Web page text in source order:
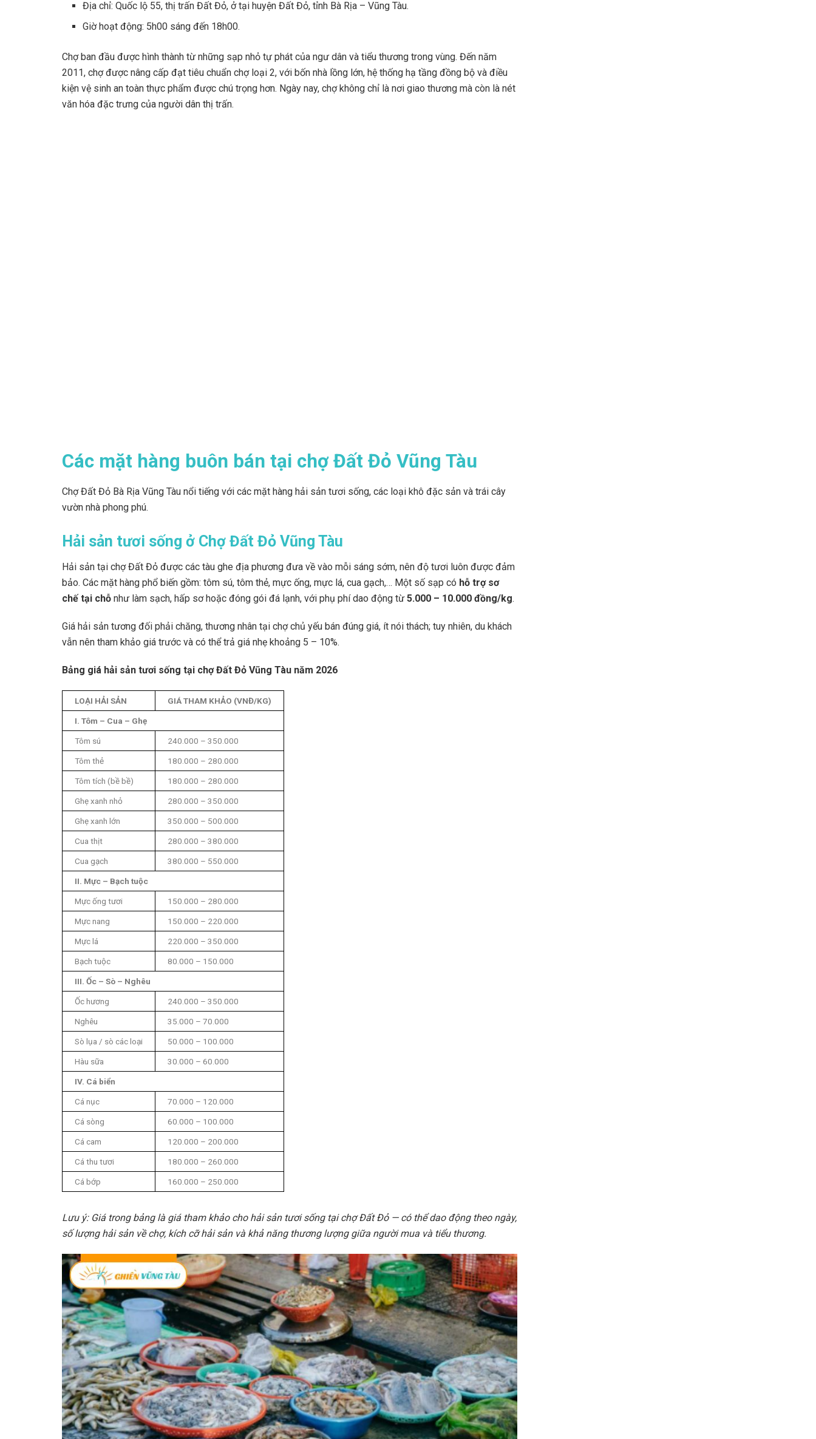
Địa chỉ: Quốc lộ 55, thị trấn Đất Đỏ, ở tại huyện Đất Đỏ, tỉnh Bà Rịa – Vũng Tàu.
Giờ hoạt động: 5h00 sáng đến 18h00.
Chợ ban đầu được hình thành từ những sạp nhỏ tự phát của ngư dân và tiểu thương trong vùng. Đến năm
2011, chợ được nâng cấp đạt tiêu chuẩn chợ loại 2, với bốn nhà lồng lớn, hệ thống hạ tầng đồng bộ và điều
kiện vệ sinh an toàn thực phẩm được chú trọng hơn. Ngày nay, chợ không chỉ là nơi giao thương mà còn là nét
văn hóa đặc trưng của người dân thị trấn.
Các mặt hàng buôn bán tại chợ Đất Đỏ Vũng Tàu
Chợ Đất Đỏ Bà Rịa Vũng Tàu nổi tiếng với các mặt hàng hải sản tươi sống, các loại khô đặc sản và trái cây
vườn nhà phong phú.
Hải sản tươi sống ở Chợ Đất Đỏ Vũng Tàu
Hải sản tại chợ Đất Đỏ được các tàu ghe địa phương đưa về vào mỗi sáng sớm, nên độ tươi luôn được đảm
bảo. Các mặt hàng phổ biến gồm: tôm sú, tôm thẻ, mực ống, mực lá, cua gạch,… Một số sạp có hỗ trợ sơ
chế tại chỗ như làm sạch, hấp sơ hoặc đóng gói đá lạnh, với phụ phí dao động từ 5.000 – 10.000 đồng/kg.
Giá hải sản tương đối phải chăng, thương nhân tại chợ chủ yếu bán đúng giá, ít nói thách; tuy nhiên, du khách
vẫn nên tham khảo giá trước và có thể trả giá nhẹ khoảng 5 – 10%.
Bảng giá hải sản tươi sống tại chợ Đất Đỏ Vũng Tàu năm 2026
LOẠI HẢI SẢN GIÁ THAM KHẢO (VNĐ/KG)
I. Tôm – Cua – Ghẹ
Tôm sú 240.000 – 350.000
Tôm thẻ 180.000 – 280.000
Tôm tích (bề bề) 180.000 – 280.000
Ghẹ xanh nhỏ 280.000 – 350.000
Ghẹ xanh lớn 350.000 – 500.000
Cua thịt 280.000 – 380.000
Cua gạch 380.000 – 550.000
II. Mực – Bạch tuộc
Mực ống tươi 150.000 – 280.000
Mực nang 150.000 – 220.000
Mực lá 220.000 – 350.000
Bạch tuộc 80.000 – 150.000
III. Ốc – Sò – Nghêu
Ốc hương 240.000 – 350.000
Nghêu 35.000 – 70.000
Sò lụa / sò các loại 50.000 – 100.000
Hàu sữa 30.000 – 60.000
IV. Cá biển
Cá nục 70.000 – 120.000
Cá sòng 60.000 – 100.000
Cá cam 120.000 – 200.000
Cá thu tươi 180.000 – 260.000
Cá bớp 160.000 – 250.000
Lưu ý: Giá trong bảng là giá tham khảo cho hải sản tươi sống tại chợ Đất Đỏ — có thể dao động theo ngày,
số lượng hải sản về chợ, kích cỡ hải sản và khả năng thương lượng giữa người mua và tiểu thương.